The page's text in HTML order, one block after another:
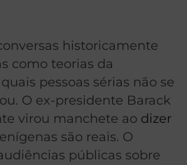
historicamente
como teorias da
pessoas sérias não se
O ex-presidente Barack
virou manchete ao dizer
são reais. O
públicas sobre